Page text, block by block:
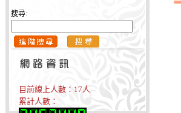
搜尋:
目前線上人數： 17人
累計人數：